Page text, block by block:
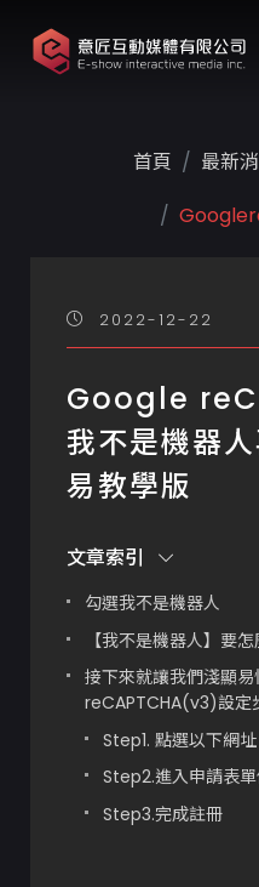
首頁 最新
2022-12-22
Google
我不是機器
易教學版
文章索引
勾選我不是機器人
【我不是機器人】要
接下來就讓我們淺顯
reCAPTCHA(v3)設定
Step1. 點選以下網
Step2.進入申請表
Step3.完成註冊